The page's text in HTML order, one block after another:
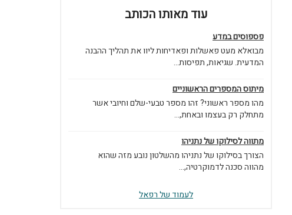
עוד מאותו הכותב
פספוסים במדע
מבואלא מעט פאשלות ופאדיחות ליוו את תהליך ההבנה
המדעית. שגיאות, תפיסות...
מיתוס המספרים הראשוניים
מהו מספר ראשוני? זהו מספר טבעי-שלם וחיובי אשר
מתחלק רק בעצמו ובאחת,...
מתווה לסילוקו של נתניהו
הצורך בסילוקו של נתניהו מהשלטון נובע מזה שהוא
מהווה סכנה לדמוקרטיה,...
לעמוד של רפאל